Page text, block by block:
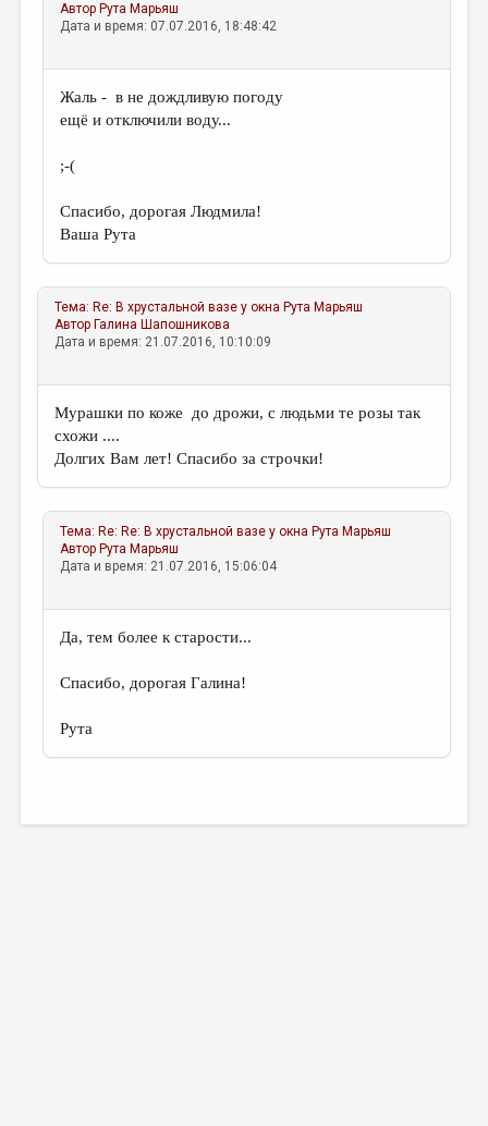
Автор Рута Марьяш
Дата и время: 07.07.2016, 18:48:42
Жаль - в не дождливую погоду
ещё и отключили воду...
;-(
Спасибо, дорогая Людмила!
Ваша Рута
Тема: Re: В хрустальной вазе у окна Рута Марьяш
Автор Галина Шапошникова
Дата и время: 21.07.2016, 10:10:09
Мурашки по коже до дрожи, с людьми те розы так
схожи ....
Долгих Вам лет! Спасибо за строчки!
Тема: Re: Re: В хрустальной вазе у окна Рута Марьяш
Автор Рута Марьяш
Дата и время: 21.07.2016, 15:06:04
Да, тем более к старости...
Спасибо, дорогая Галина!
Рута